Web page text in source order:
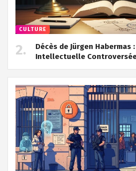
CULTURE
Décès de Jürgen Habermas :
Intellectuelle